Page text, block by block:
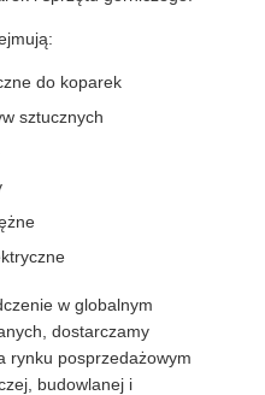
do koparek
sztucznych
w globalnym
dostarczamy
rynku posprzedażowym
budowlanej i